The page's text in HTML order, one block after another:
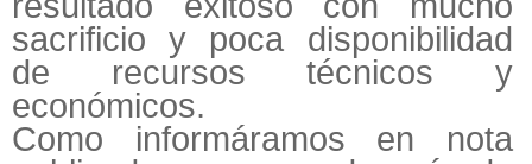
sacrificio y poca disponibilidad
de recursos técnicos y
económicos.
Como informáramos en nota